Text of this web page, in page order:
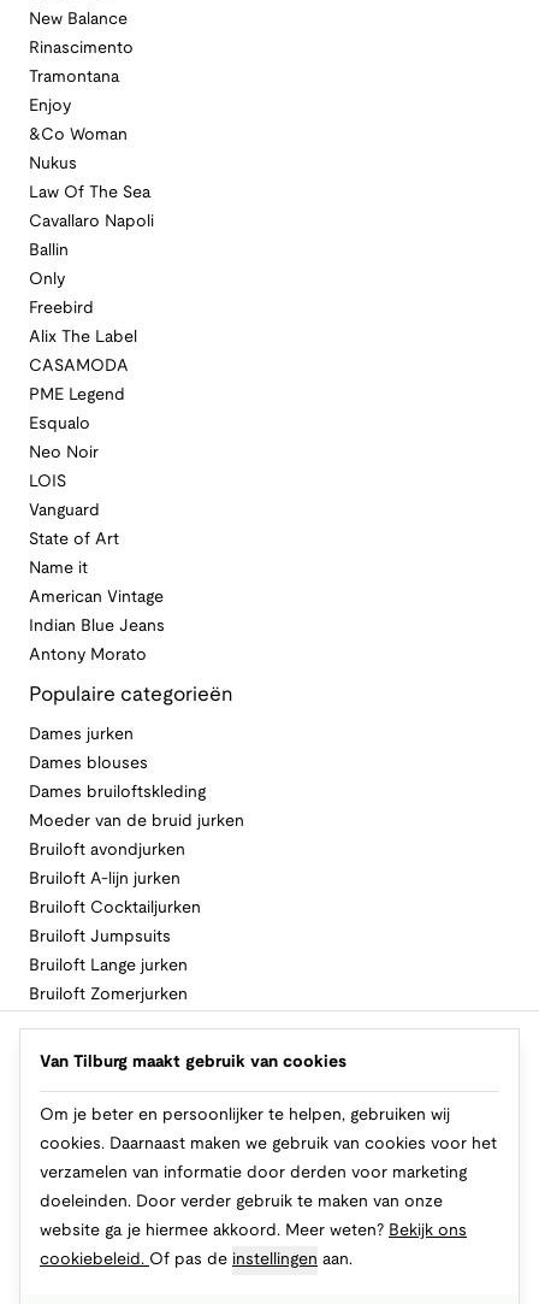
New Balance
Rinascimento
Tramontana
Enjoy
&Co Woman
Nukus
Law Of The Sea
Cavallaro Napoli
Ballin
Only
Freebird
Alix The Label
CASAMODA
PME Legend
Esqualo
Neo Noir
LOIS
Vanguard
State of Art
Name it
American Vintage
Indian Blue Jeans
Antony Morato
Populaire categorieën
Dames jurken
Dames blouses
Dames bruiloftskleding
Moeder van de bruid jurken
Bruiloft avondjurken
Bruiloft A-lijn jurken
Bruiloft Cocktailjurken
Bruiloft Jumpsuits
Bruiloft Lange jurken
Bruiloft Zomerjurken
Volg Van Tilburg
Makkelijk en veilig betalen
Van Tilburg maakt gebruik van cookies
Om je beter en persoonlijker te helpen, gebruiken wij
cookies. Daarnaast maken we gebruik van cookies voor het
verzamelen van informatie door derden voor marketing
doeleinden. Door verder gebruik te maken van onze
website ga je hiermee akkoord. Meer weten? Bekijk ons
cookiebeleid. Of pas de instellingen aan.